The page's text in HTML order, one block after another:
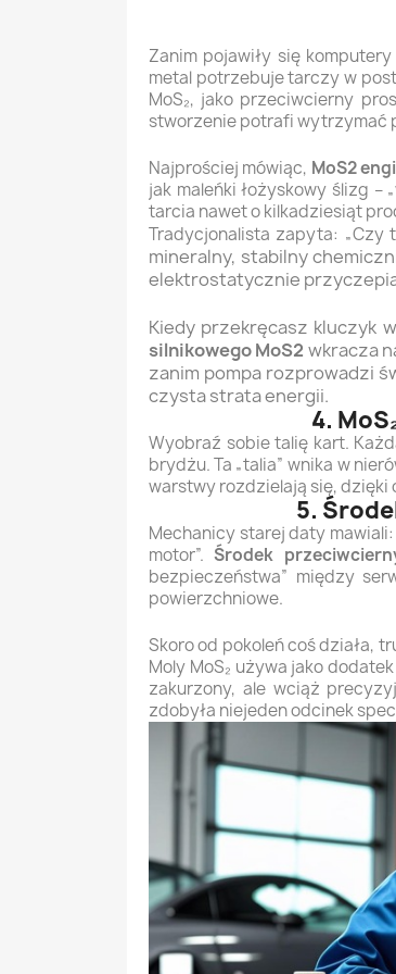
Zanim pojawiły się
metal potrzebuje tarczy w
MoS₂, jako przeciwcierny
stworzenie potrafi wytrzymać
Najprościej mówiąc, MoS2
jak maleńki łożyskowy ślizg
tarcia nawet o kilkadziesiąt
Tradycjonalista zapyta:
mineralny, stabilny
elektrostatycznie
Kiedy przekręcasz kluczyk
silnikowego MoS2 wkracza
zanim pompa rozprowadzi
czysta strata energii.
4.
Wyobraź sobie talię kart.
brydżu. Ta „talia” wnika w
warstwy rozdzielają się, dzięki
5.
Mechanicy starej daty
motor”.Środek
bezpieczeństwa” między
powierzchniowe.
Skoro od pokoleń coś działa,
Moly MoS₂ używa jako
zakurzony, ale wciąż
zdobyła niejeden odcinek